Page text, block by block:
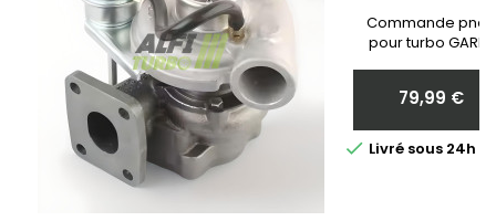
Commande
pour turbo
Prix
79,99 €
 Livré sous 24h